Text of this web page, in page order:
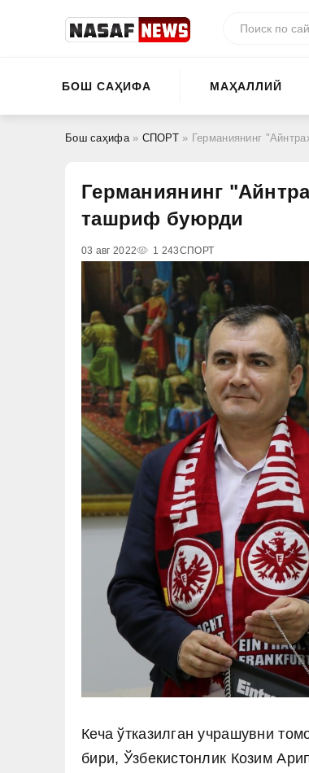
БОШ САҲИФА МАҲАЛЛИЙ
Бош саҳифа» СПОРТ » Германиянинг
Германиянинг
ташриф буюрди
03 авг 2022 1 243СПОРТ
Кеча ўтказилган учрашувни
бири, Ўзбекистонлик Козим